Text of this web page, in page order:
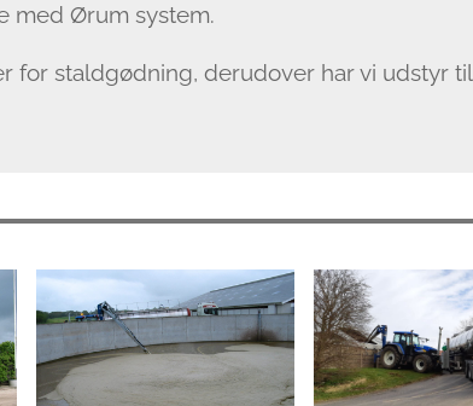
med Ørum system.
for staldgødning, derudover har vi udstyr til